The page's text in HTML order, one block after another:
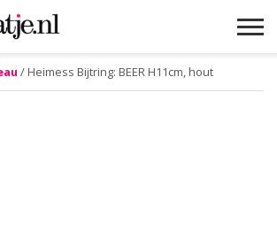
/ Heimess Bijtring: BEER H11cm, hout